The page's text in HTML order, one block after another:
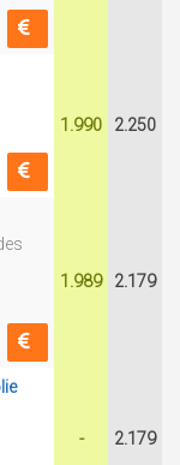
1.990 2.250
1.989 2.179
- 2.179